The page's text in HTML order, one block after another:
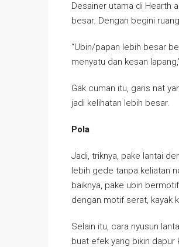
Desainer utama di Hearth
besar. Dengan begini
“Ubin/papan lebih besar
menyatu dan kesan
Gak cuman itu, garis nat
jadi kelihatan lebih besar.
Pola
Jadi, triknya, pake lantai
lebih gede tanpa keliatan
baiknya, pake ubin
dengan motif serat, kayak
Selain itu, cara nyusun
buat efek yang bikin dapur